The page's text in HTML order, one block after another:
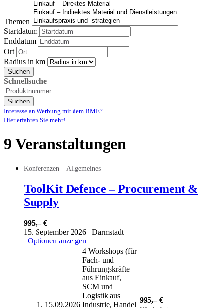
Themen
Startdatum
Enddatum
Ort
Radius in km
Suchen
Schnellsuche
Suchen
Interesse an Werbung mit dem BME?
Hier erfahren Sie mehr!
9 Veranstaltungen
Konferenzen – Allgemeines
ToolKit Defence – Procurement &
Supply
995,– €
15. September 2026 | Darmstadt
Optionen anzeigen
15.09.2026
4 Workshops (für
Fach- und
Führungskräfte
aus Einkauf,
SCM und
Logistik aus
Industrie, Handel
995,– €